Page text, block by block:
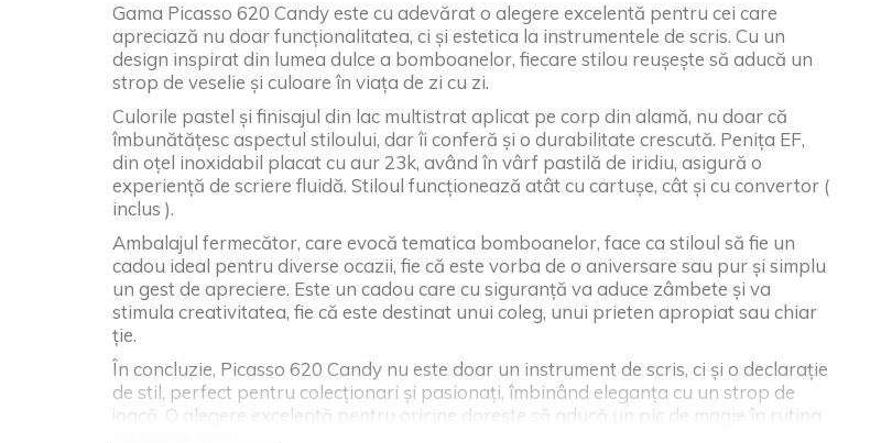
Gama Picasso 620 Candy este cu adevărat o alegere excelentă pentru cei care
apreciază nu doar funcționalitatea, ci și estetica la instrumentele de scris. Cu un
design inspirat din lumea dulce a bomboanelor, fiecare stilou reușește să aducă un
strop de veselie și culoare în viața de zi cu zi.
Culorile pastel și finisajul din lac multistrat aplicat pe corp din alamă, nu doar că
îmbunătățesc aspectul stiloului, dar îi conferă și o durabilitate crescută. Penița EF,
din oțel inoxidabil placat cu aur 23k, având în vârf pastilă de iridiu, asigură o
experiență de scriere fluidă. Stiloul funcționează atât cu cartușe, cât și cu convertor (
inclus ).
Ambalajul fermecător, care evocă tematica bomboanelor, face ca stiloul să fie un
cadou ideal pentru diverse ocazii, fie că este vorba de o aniversare sau pur și simplu
un gest de apreciere. Este un cadou care cu siguranță va aduce zâmbete și va
stimula creativitatea, fie că este destinat unui coleg, unui prieten apropiat sau chiar
ție.
În concluzie, Picasso 620 Candy nu este doar un instrument de scris, ci și o declarație
de stil, perfect pentru colecționari și pasionați, îmbinând eleganța cu un strop de
joacă. O alegere excelentă pentru oricine dorește să aducă un pic de magie în rutina